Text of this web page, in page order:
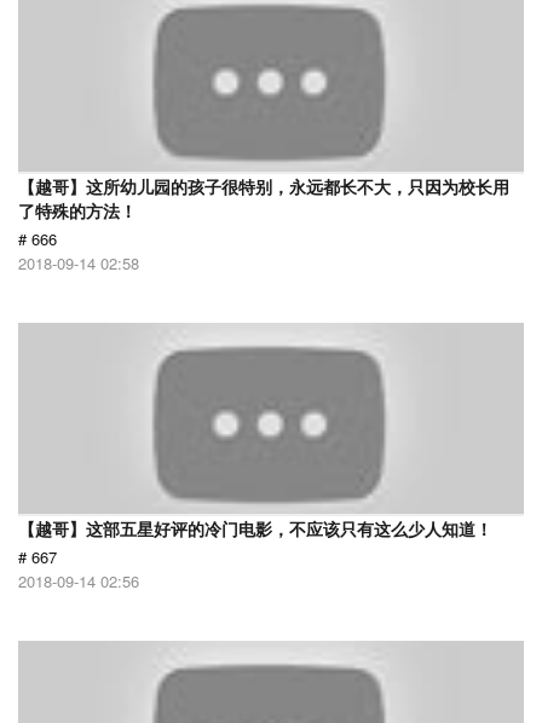
【越哥】这所幼儿园的孩子很特别，永远都长不大，只因为校长用
了特殊的方法！
# 666
2018-09-14 02:58
【越哥】这部五星好评的冷门电影，不应该只有这么少人知道！
# 667
2018-09-14 02:56